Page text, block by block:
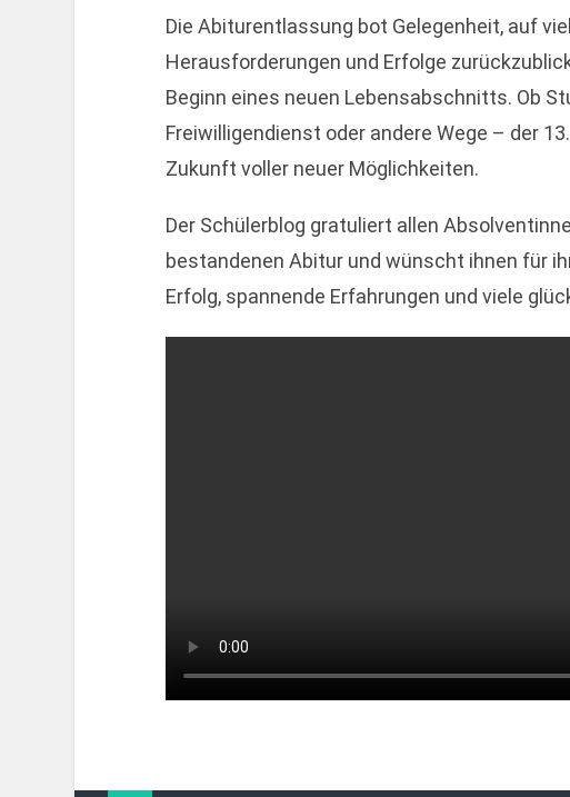
Die Abiturentlassung bot Gelegenheit, auf
Herausforderungen und Erfolge
Beginn eines neuen Lebensabschnitts. Ob
Freiwilligendienst oder andere Wege – der
Zukunft voller neuer Möglichkeiten.
Der Schülerblog gratuliert allen
bestandenen Abitur und wünscht ihnen für
Erfolg, spannende Erfahrungen und viele